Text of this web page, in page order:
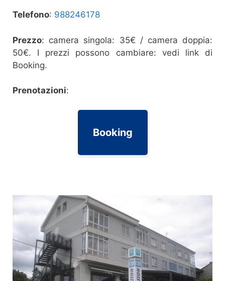
Telefono: 988246178
Prezzo: camera singola: 35€ / camera doppia:
50€. I prezzi possono cambiare: vedi link di
Booking.
Prenotazioni:
Booking